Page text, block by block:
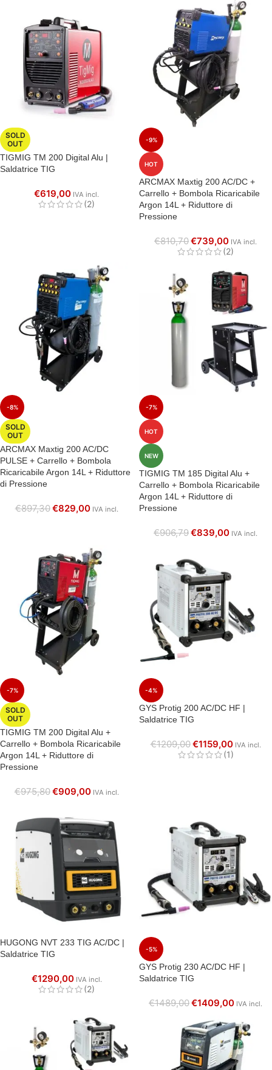
SOLD
OUT
TIGMIG TM 200 Digital Alu |
Saldatrice TIG
€619,00 IVA incl.
(2)
-9%
HOT
ARCMAX Maxtig 200 AC/DC +
Carrello + Bombola Ricaricabile
Argon 14L + Riduttore di
Pressione
€810,70€739,00 IVA incl.
(2)
-8%
SOLD
OUT
ARCMAX Maxtig 200 AC/DC
PULSE + Carrello + Bombola
Ricaricabile Argon 14L + Riduttore
di Pressione
€897,30€829,00 IVA incl.
-7%
HOT
NEW
TIGMIG TM 185 Digital Alu +
Carrello + Bombola Ricaricabile
Argon 14L + Riduttore di
Pressione
€906,79€839,00 IVA incl.
-7%
SOLD
OUT
TIGMIG TM 200 Digital Alu +
Carrello + Bombola Ricaricabile
Argon 14L + Riduttore di
Pressione
€975,80€909,00 IVA incl.
-4%
GYS Protig 200 AC/DC HF |
Saldatrice TIG
€1209,00€1159,00 IVA incl.
(1)
HUGONG NVT 233 TIG AC/DC |
Saldatrice TIG
€1290,00 IVA incl.
(2)
-5%
GYS Protig 230 AC/DC HF |
Saldatrice TIG
€1489,00€1409,00 IVA incl.